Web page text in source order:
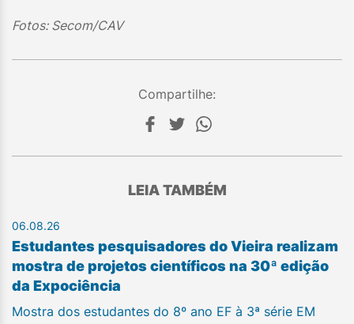
Fotos: Secom/CAV
Compartilhe:
LEIA TAMBÉM
06.08.26
Estudantes pesquisadores do Vieira realizam
mostra de projetos científicos na 30ª edição
da Expociência
Mostra dos estudantes do 8º ano EF à 3ª série EM